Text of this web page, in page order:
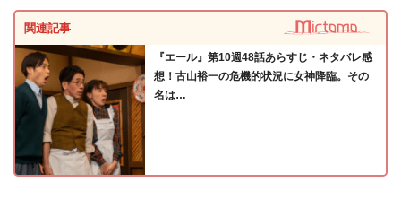
関連記事
『エール』第10週48話あらすじ・ネタバレ感
想！古山裕一の危機的状況に女神降臨。その
名は…